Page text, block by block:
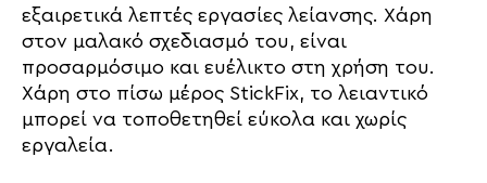
εξαιρετικά λεπτές εργασίες λείανσης. Χάρη
στον μαλακό σχεδιασμό του, είναι
προσαρμόσιμο και ευέλικτο στη χρήση του.
Χάρη στο πίσω μέρος StickFix, το λειαντικό
μπορεί να τοποθετηθεί εύκολα και χωρίς
εργαλεία.